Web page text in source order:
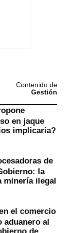
Contenido de
Gestión
en jaque
implicaría?
de
la
minería ilegal
el comercio
aduanero al
de